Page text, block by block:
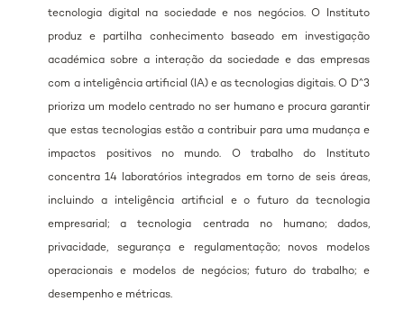
tecnologia digital na sociedade e nos negócios. O Instituto
produz e partilha conhecimento baseado em investigação
académica sobre a interação da sociedade e das empresas
com a inteligência artificial (IA) e as tecnologias digitais. O D^3
prioriza um modelo centrado no ser humano e procura garantir
que estas tecnologias estão a contribuir para uma mudança e
impactos positivos no mundo. O trabalho do Instituto
concentra 14 laboratórios integrados em torno de seis áreas,
incluindo a inteligência artificial e o futuro da tecnologia
empresarial; a tecnologia centrada no humano; dados,
privacidade, segurança e regulamentação; novos modelos
operacionais e modelos de negócios; futuro do trabalho; e
desempenho e métricas.